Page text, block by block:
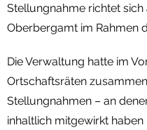
Stellungnahme richtet sich
Oberbergamt im Rahmen
Die Verwaltung hatte im
Ortschaftsräten
Stellungnahmen – an
inhaltlich mitgewirkt